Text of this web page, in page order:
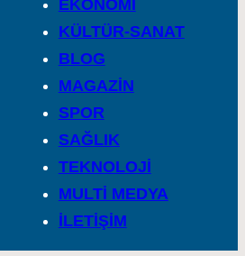
EKONOMİ
KÜLTÜR-SANAT
BLOG
MAGAZİN
SPOR
SAĞLIK
TEKNOLOJİ
MULTİ MEDYA
İLETİŞİM